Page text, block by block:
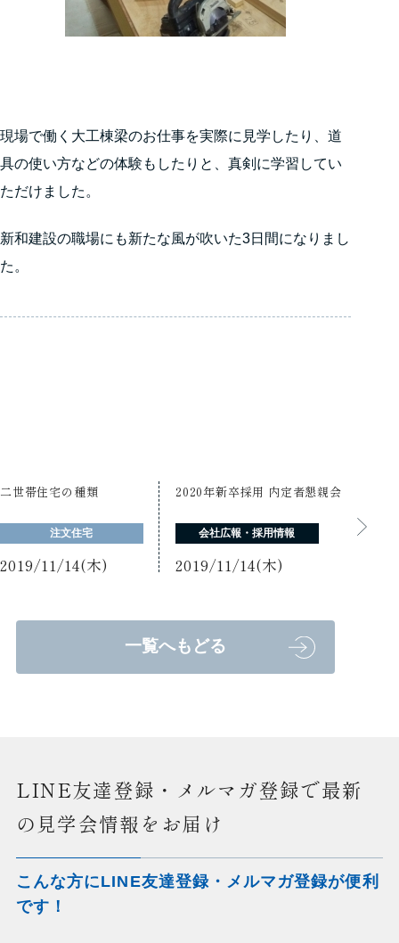
現場で働く大工棟梁のお仕事を実際に見学したり、道
具の使い方などの体験もしたりと、真剣に学習してい
ただけました。
新和建設の職場にも新たな風が吹いた3日間になりまし
た。
二世帯住宅の種類
注文住宅
2019/11/14(木)
2020年新卒採用 内定者懇親会
会社広報・採用情報
2019/11/14(木)
一覧へもどる
LINE友達登録・メルマガ登録で最新
の見学会情報をお届け
こんな方にLINE友達登録・メルマガ登録が便利
です！